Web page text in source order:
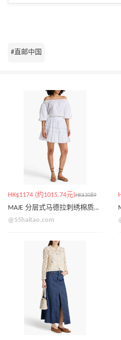
#直邮中国
HK$1174 (约1015.74元)HK$3089
MAJE 分层式马德拉刺绣棉质迷你半身裙
@55haitao.com